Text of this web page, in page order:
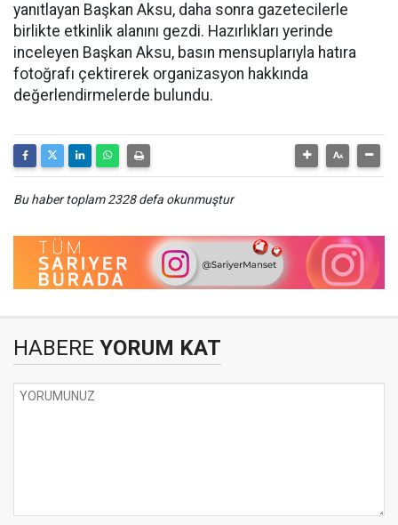
yanıtlayan Başkan Aksu, daha sonra gazetecilerle
birlikte etkinlik alanını gezdi. Hazırlıkları yerinde
inceleyen Başkan Aksu, basın mensuplarıyla hatıra
fotoğrafı çektirerek organizasyon hakkında
değerlendirmelerde bulundu.
Bu haber toplam 2328 defa okunmuştur
HABERE YORUM KAT